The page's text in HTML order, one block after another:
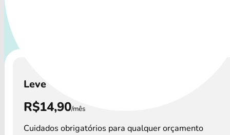
Leve
R$14,90/mês
Cuidados obrigatórios para qualquer orçamento